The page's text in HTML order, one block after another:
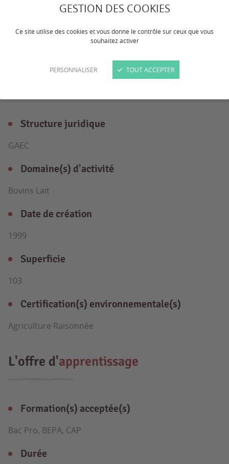
GESTION DES COOKIES
Ce site utilise des cookies et vous donne le contrôle sur ceux que vous
souhaitez activer
PERSONNALISER TOUT ACCEPTER
exploitation laitière en cuma
L'exploitationen détail
Structure juridique
GAEC
Domaine(s) d'activité
Bovins Lait
Date de création
1999
Superficie
103
Certification(s) environnementale(s)
Agriculture Raisonnée
L'offre d'apprentissage
Formation(s) acceptée(s)
Bac Pro, BEPA, CAP
Durée